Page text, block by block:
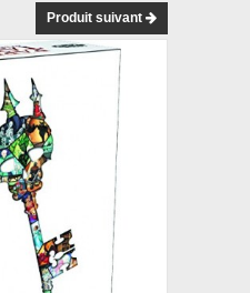
Produit suivant